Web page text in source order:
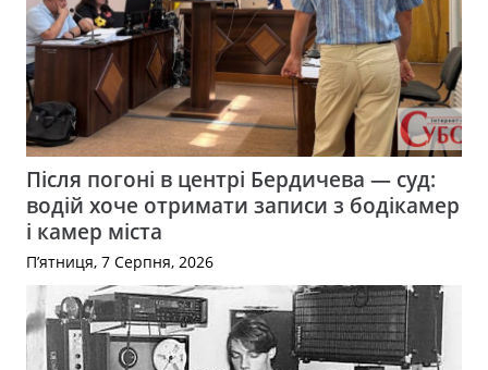
Після погоні в центрі Бердичева — суд:
водій хоче отримати записи з бодікамер
і камер міста
П’ятниця, 7 Серпня, 2026